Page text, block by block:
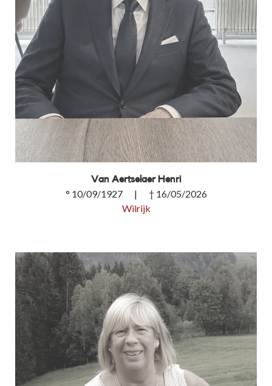
Van Aertselaer Henri
Van Aertselaer Henri
° 10/09/1927 | † 16/05/2026
Wilrijk